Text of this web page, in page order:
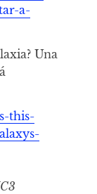
a-
Una
this-